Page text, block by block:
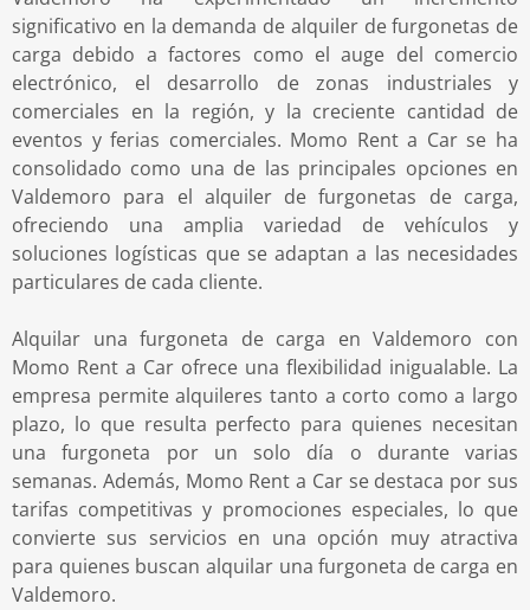
significativo en la demanda de alquiler de furgonetas de
carga debido a factores como el auge del comercio
electrónico, el desarrollo de zonas industriales y
comerciales en la región, y la creciente cantidad de
eventos y ferias comerciales. Momo Rent a Car se ha
consolidado como una de las principales opciones en
Valdemoro para el alquiler de furgonetas de carga,
ofreciendo una amplia variedad de vehículos y
soluciones logísticas que se adaptan a las necesidades
particulares de cada cliente.
Alquilar una furgoneta de carga en Valdemoro con
Momo Rent a Car ofrece una flexibilidad inigualable. La
empresa permite alquileres tanto a corto como a largo
plazo, lo que resulta perfecto para quienes necesitan
una furgoneta por un solo día o durante varias
semanas. Además, Momo Rent a Car se destaca por sus
tarifas competitivas y promociones especiales, lo que
convierte sus servicios en una opción muy atractiva
para quienes buscan alquilar una furgoneta de carga en
Valdemoro.